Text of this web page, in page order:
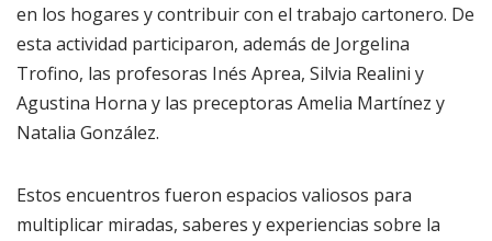
en los hogares y contribuir con el trabajo cartonero. De
esta actividad participaron, además de Jorgelina
Trofino, las profesoras Inés Aprea, Silvia Realini y
Agustina Horna y las preceptoras Amelia Martínez y
Natalia González.
Estos encuentros fueron espacios valiosos para
multiplicar miradas, saberes y experiencias sobre la